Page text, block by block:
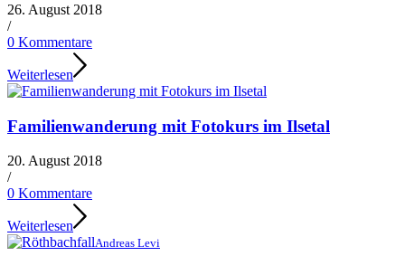
26. August 2018
/
0 Kommentare
Weiterlesen
Familienwanderung mit Fotokurs im Ilsetal
20. August 2018
/
0 Kommentare
Weiterlesen
Andreas Levi